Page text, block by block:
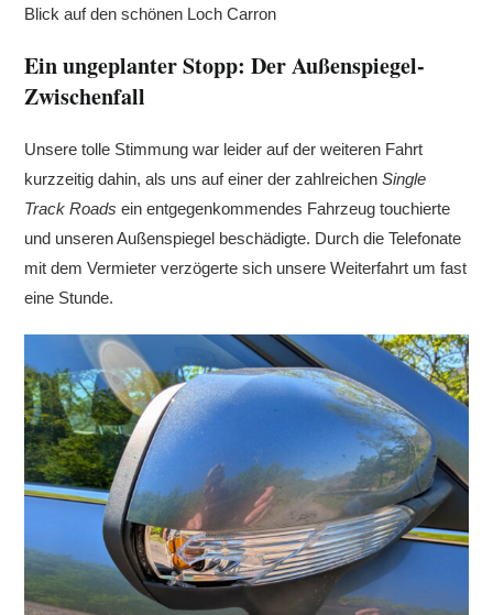
Blick auf den schönen Loch Carron
Ein ungeplanter Stopp: Der Außenspiegel-
Zwischenfall
Unsere tolle Stimmung war leider auf der weiteren Fahrt
kurzzeitig dahin, als uns auf einer der zahlreichenSingle
Track Roads ein entgegenkommendes Fahrzeug touchierte
und unseren Außenspiegel beschädigte. Durch die Telefonate
mit dem Vermieter verzögerte sich unsere Weiterfahrt um fast
eine Stunde.